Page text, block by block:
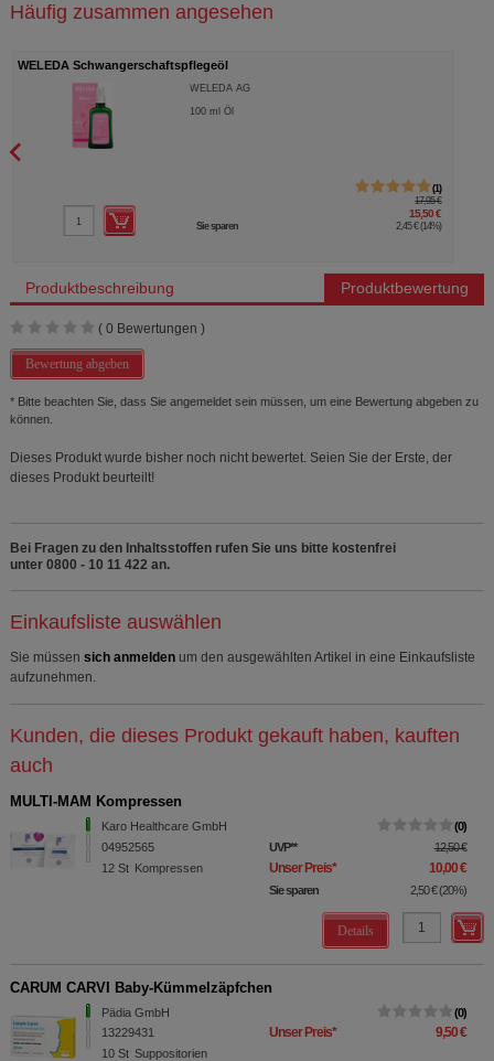
Häufig zusammen angesehen
WELEDA Schwangerschaftspflegeöl
WELEDA AG
100ml Öl
1
17,95 €
15,50 €
Sie sparen 2,45 € (14%)
Produktbeschreibung Produktbewertung
( 0 Bewertungen )
Bewertung abgeben
* Bitte beachten Sie, dass Sie angemeldet sein müssen, um eine Bewertung abgeben zu
können.
Dieses Produkt wurde bisher noch nicht bewertet. Seien Sie der Erste, der
dieses Produkt beurteilt!
Bei Fragen zu den Inhaltsstoffen rufen Sie uns bitte kostenfrei
unter 0800 - 10 11 422 an.
Einkaufsliste auswählen
Sie müssen sich anmelden um den ausgewählten Artikel in eine Einkaufsliste
aufzunehmen.
Kunden, die dieses Produkt gekauft haben, kauften
auch
MULTI-MAM Kompressen
Karo Healthcare GmbH
04952565
12 St Kompressen
0
UVP** 12,50 €
Unser Preis* 10,00 €
Sie sparen 2,50 € (20%)
Details
CARUM CARVI Baby-Kümmelzäpfchen
Pädia GmbH
13229431
10 St Suppositorien
0
Unser Preis* 9,50 €